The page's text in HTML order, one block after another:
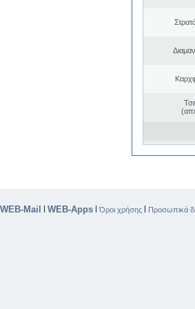
WEB-Mail | WEB-Apps |Όροι χρήσης | Προσωπικά